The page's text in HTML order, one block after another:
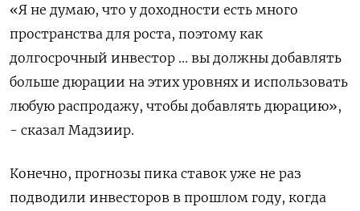
«Я не думаю, что у доходности есть много
пространства для роста, поэтому как
долгосрочный инвестор ... вы должны добавлять
больше дюрации на этих уровнях и использовать
любую распродажу, чтобы добавлять дюрацию»,
- сказал Мадзиир.
Конечно, прогнозы пика ставок уже не раз
подводили инвесторов в прошлом году, когда